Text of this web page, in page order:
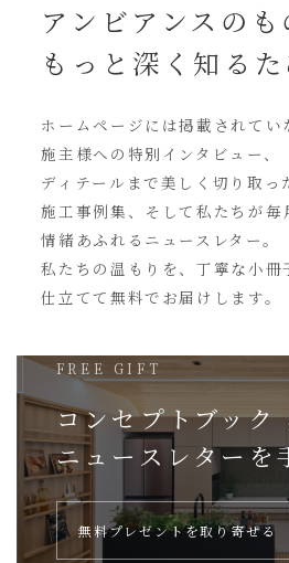
アンビアンスの
もっと深く知る
ホームページには掲載されてい
施主様への特別インタビュー、
ディテールまで美しく切り取っ
施工事例集、そして私たちが毎
情緒あふれるニュースレター。
私たちの温もりを、丁寧な小冊
仕立てて無料でお届けします。
FREE GIFT
コンセプトブック
ニュースレターを
無料プレゼントを取り寄せる